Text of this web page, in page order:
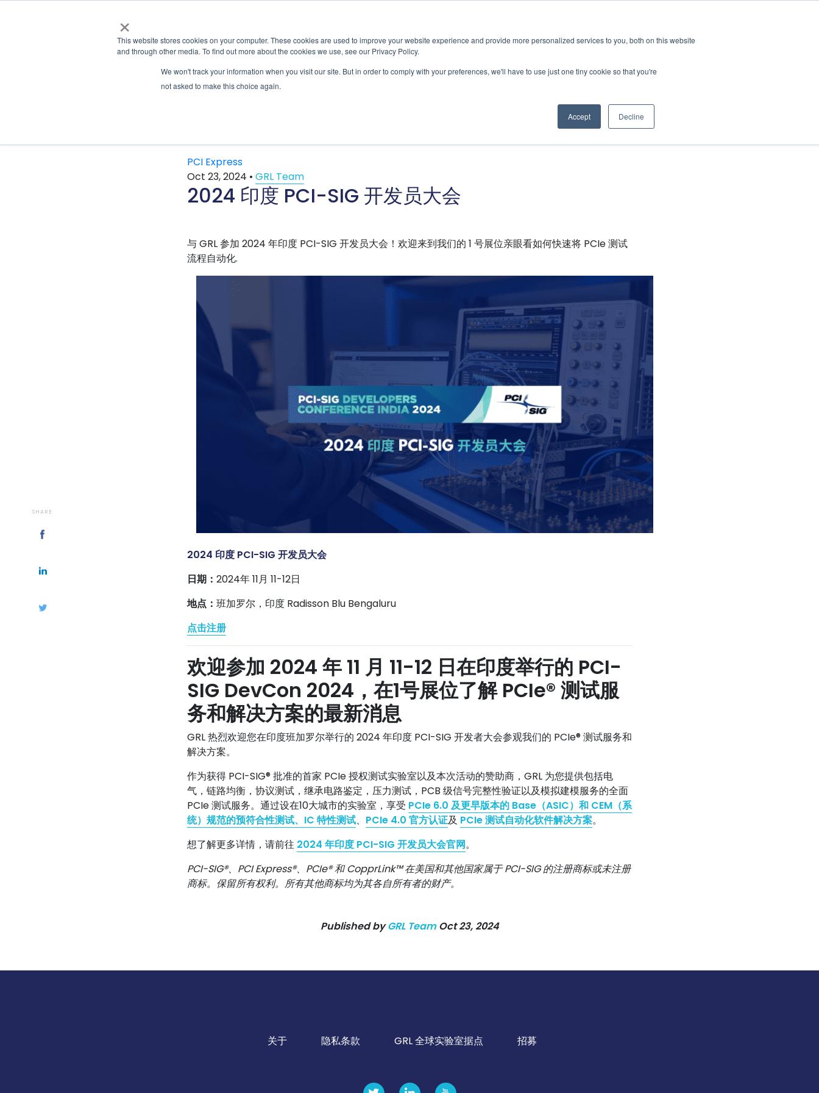
×
This website stores cookies on your computer. These cookies are used to improve your website experience and provide more personalized services to you, both on this website
and through other media. To find out more about the cookies we use, see our Privacy Policy.
We won't track your information when you visit our site. But in order to comply with your preferences, we'll have to use just one tiny cookie so that you're
not asked to make this choice again.
Accept Decline
应用 市场准入服务
SHARE
PCI Express
Oct 23, 2024 • GRL Team
2024 印度 PCI-SIG 开发员大会
与 GRL 参加 2024 年印度 PCI-SIG 开发员大会！欢迎来到我们的 1 号展位亲眼看如何快速将 PCIe 测试
流程自动化.
2024 印度 PCI-SIG 开发员大会
日期： 2024年 11月 11-12日
地点： 班加罗尔，印度 Radisson Blu Bengaluru
点击注册
欢迎参加 2024 年 11 月 11-12 日在印度举行的 PCI-
SIG DevCon 2024，在1号展位了解 PCIe® 测试服
务和解决方案的最新消息
GRL 热烈欢迎您在印度班加罗尔举行的 2024 年印度 PCI-SIG 开发者大会参观我们的 PCIe® 测试服务和
解决方案。
作为获得 PCI-SIG® 批准的首家 PCIe 授权测试实验室以及本次活动的赞助商，GRL 为您提供包括电
气，链路均衡，协议测试，继承电路鉴定，压力测试，PCB 级信号完整性验证以及模拟建模服务的全面
PCIe 测试服务。通过设在10大城市的实验室，享受 PCIe 6.0 及更早版本的 Base（ASIC）和 CEM（系
统）规范的预符合性测试、IC 特性测试、 PCIe 4.0 官方认证及 PCIe 测试自动化软件解决方案。
想了解更多详情，请前往 2024 年印度 PCI-SIG 开发员大会官网。
PCI-SIG®、PCI Express®、PCIe® 和 CopprLink™ 在美国和其他国家属于 PCI-SIG 的注册商标或未注册
商标。保留所有权利。所有其他商标均为其各自所有者的财产。
Published byGRL Team Oct 23, 2024
关于 隐私条款 GRL 全球实验室据点 招募